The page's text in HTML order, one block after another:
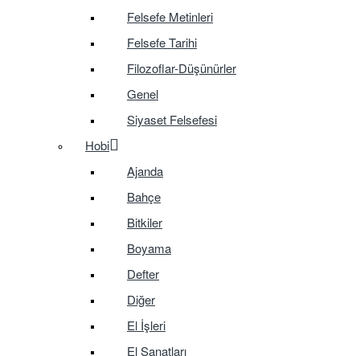
Felsefe Metinleri
Felsefe Tarihi
Filozoflar-Düşünürler
Genel
Siyaset Felsefesi
Hobi
Ajanda
Bahçe
Bitkiler
Boyama
Defter
Diğer
El İşleri
El Sanatları